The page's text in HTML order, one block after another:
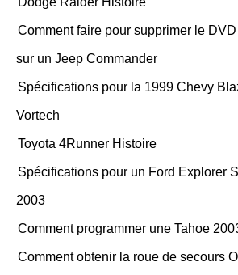
Comment faire pour supprimer le
sur un Jeep Commander
Spécifications pour la 1999 Chevy
Vortech
Toyota 4Runner Histoire
Spécifications pour un Ford Explorer
2003
Comment programmer une Tahoe
Comment obtenir la roue de secours